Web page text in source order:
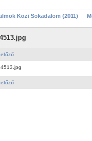
Közi Sokadalom (2011)
előző
előző